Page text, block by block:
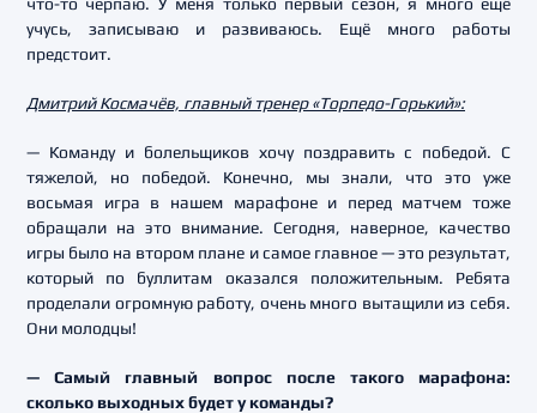
учусь, записываю и развиваюсь. Ещё много работы
предстоит.
Дмитрий Космачёв, главный тренер «Торпедо-Горький»:
— Команду и болельщиков хочу поздравить с победой. С
тяжелой, но победой. Конечно, мы знали, что это уже
восьмая игра в нашем марафоне и перед матчем тоже
обращали на это внимание. Сегодня, наверное, качество
игры было на втором плане и самое главное — это результат,
который по буллитам оказался положительным. Ребята
проделали огромную работу, очень много вытащили из себя.
Они молодцы!
— Самый главный вопрос после такого марафона:
сколько выходных будет у команды?